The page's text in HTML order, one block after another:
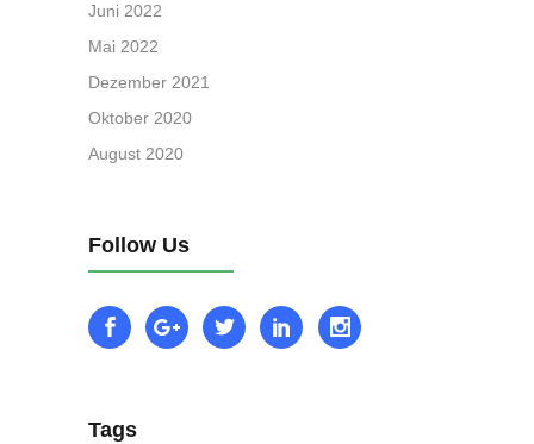
Juni 2022
Mai 2022
Dezember 2021
Oktober 2020
August 2020
Follow Us
Tags